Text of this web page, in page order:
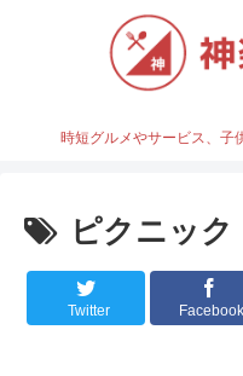
時短グルメやサービス、子
ピクニック
Twitter Facebook